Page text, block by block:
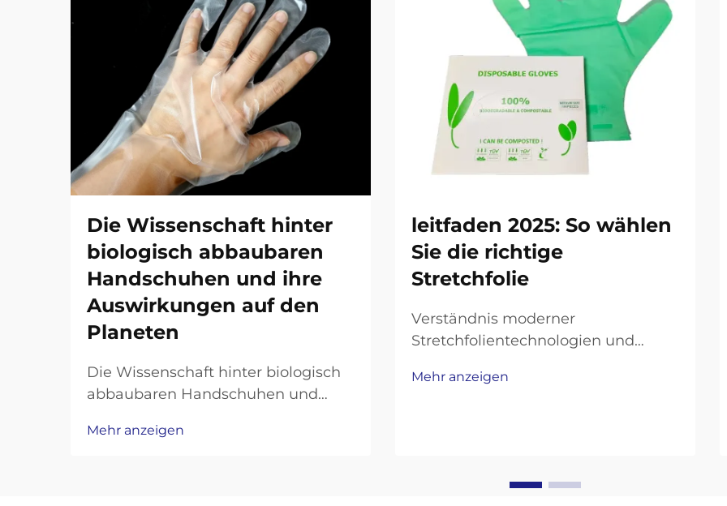
Die Wissenschaft hinter
biologisch abbaubaren
Handschuhen und ihre
Auswirkungen auf den
Planeten
Die Wissenschaft hinter biologisch
abbaubaren Handschuhen und
Planeten Biologisch abbaubare
Mehr anzeigen
leitfaden 2025: So wählen
Sie die richtige
Stretchfolie
Verständnis moderner
Stretchfolientechnologien und
Verpackungslösungen entwickelt
Annähern des Jahres 2025
Mehr anzeigen